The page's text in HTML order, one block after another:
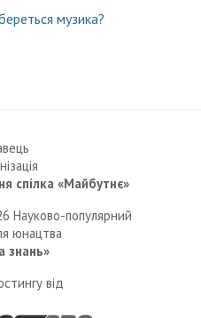
музика?
спілка «Майбутнє»
Науково-популярний
юнацтва
знань»
від